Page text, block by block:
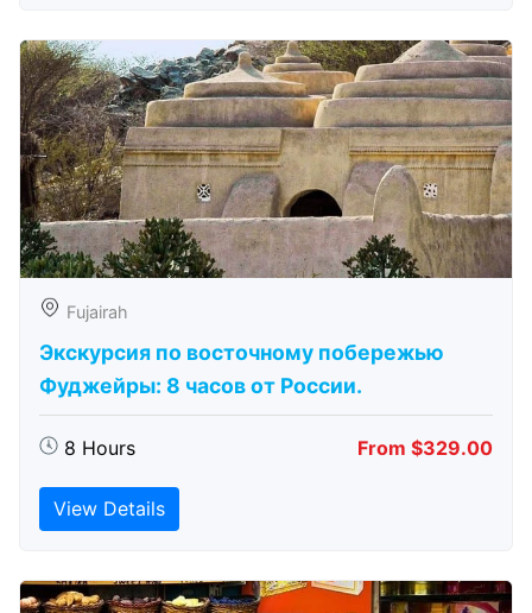
Fujairah
Экскурсия по восточному побережью
Фуджейры: 8 часов от России.
8 Hours From $329.00
View Details